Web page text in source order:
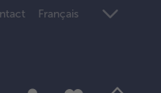
Français